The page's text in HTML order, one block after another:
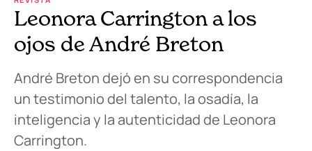
Leonora Carrington a los
ojos de André Breton
André Breton dejó en su correspondencia
un testimonio del talento, la osadía, la
inteligencia y la autenticidad de Leonora
Carrington.